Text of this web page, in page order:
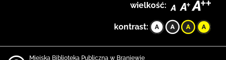
wielkość:
kontrast:
Miejska Biblioteka Publiczna w Braniewie